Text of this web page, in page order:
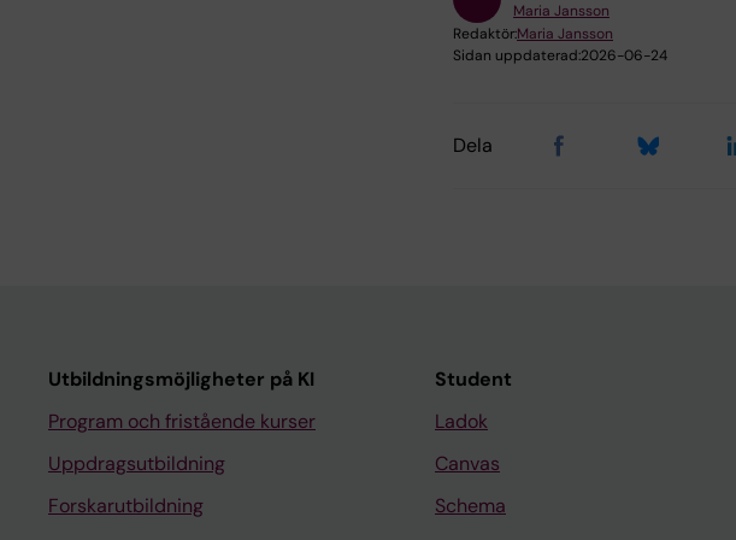
Maria Jansson
Redaktör:Maria Jansson
Sidan uppdaterad:2026-06-24
Dela
Utbildningsmöjligheter på KI
Program och fristående kurser
Uppdragsutbildning
Forskarutbildning
Student
Ladok
Canvas
Schema